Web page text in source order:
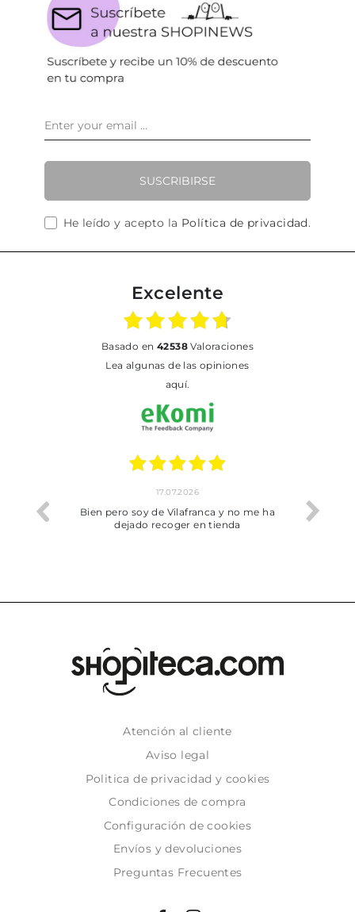
SUSCRIBIRSE
He leído y acepto la Política de privacidad.
Excelente
basado en 42538Valoraciones
Lea algunas de las opiniones
aquí.
trobat
17.07.2026
Bien pero soy de Vilafranca y no me ha
dejado recoger en tienda
Atención al cliente
Aviso legal
Politica de privacidad y cookies
Condiciones de compra
Configuración de cookies
Envíos y devoluciones
Preguntas Frecuentes